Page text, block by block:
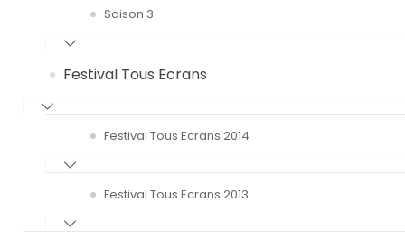
Saison 3
Festival Tous Ecrans
Festival Tous Ecrans 2014
Festival Tous Ecrans 2013